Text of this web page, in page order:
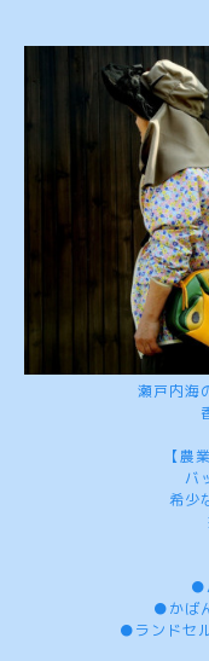
瀬戸内海
【農
バ
希少
●
●かば
●ランドセ